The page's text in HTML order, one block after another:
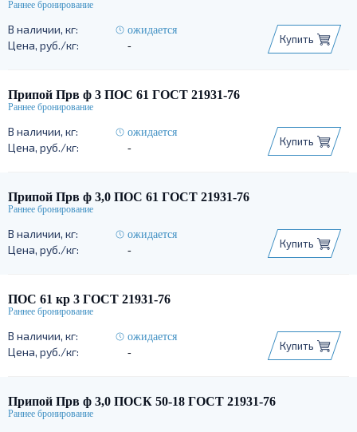
ожидается
-
Купить
Припой Прв ф 3 ПОС 61 ГОСТ 21931-76
ожидается
-
Купить
Припой Прв ф 3,0 ПОС 61 ГОСТ 21931-76
ожидается
-
Купить
ПОС 61 кр 3 ГОСТ 21931-76
ожидается
-
Купить
Припой Прв ф 3,0 ПОСК 50-18 ГОСТ 21931-76